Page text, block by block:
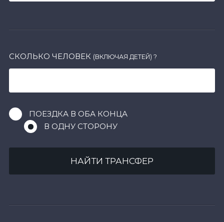
СКОЛЬКО ЧЕЛОВЕК (ВКЛЮЧАЯ ДЕТЕЙ) ?
ПОЕЗДКА В ОБА КОНЦА
В ОДНУ СТОРОНУ
НАЙТИ ТРАНСФЕР